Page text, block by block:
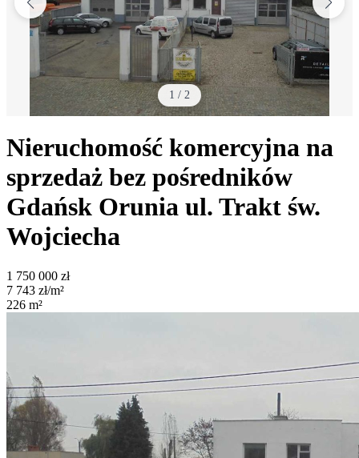
1 / 2
Nieruchomość komercyjna na
sprzedaż bez pośredników
Gdańsk Orunia ul. Trakt św.
Wojciecha
1 750 000 zł
7 743 zł/m²
226 m²